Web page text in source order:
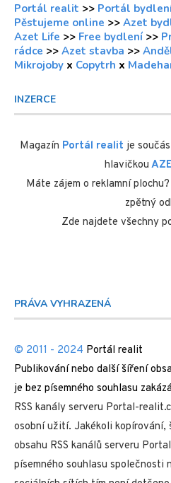
Portál realit >> Portál
Pěstujeme online >> Azet
Azet Life >> Free bydlení >>
rádce >> Azet stavba >>
Mikrojoby x Copytrh x
INZERCE
Magazín Portál realit je
hlavičkou
Máte zájem o reklamní
zpětný
Zde najdete všechny
Publikování nebo další šíření
je bez písemného souhlasu
RSS kanály serveru Portal-
osobní užití. Jakékoli
obsahu RSS kanálů serveru
písemného souhlasu společnosti
sociálních sítích tím není dotčeno.